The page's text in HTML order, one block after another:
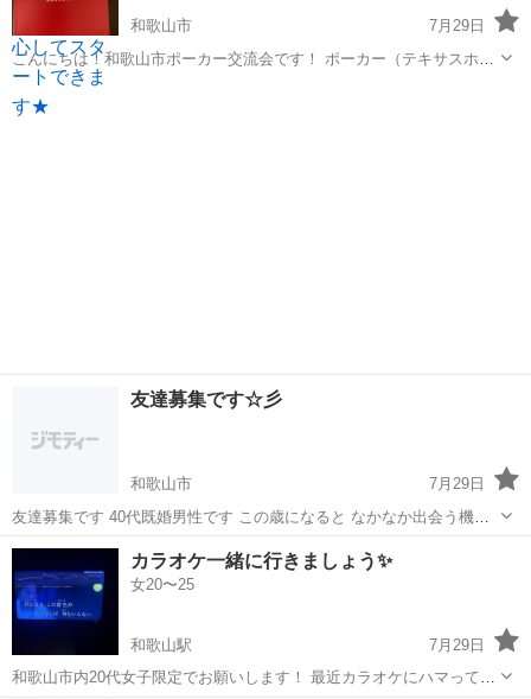
和歌山市
7月29日
こんにちは！和歌山市ポーカー交流会です！ ポーカー（テキサスホー
ルデム）仲間を増やしたく、 交流会を開催したいと思います。 少しで
も興味がある方はぜひご連絡ください！ ポーカーをやったことがない
和歌山 和歌山市
友達募集です☆彡
和歌山市
7月29日
友達募集です 40代既婚男性です この歳になると なかなか出会う機会
も 無いので、お友達できません ライン友やお食事に行ったり 出来る
お友達 出来たらと思ってます ご連絡お待ちしております...
和歌山 和歌山市
カラオケ一緒に行きましょう✨
女20〜25
和歌山駅
7月29日
和歌山市内20代女子限定でお願いします！ 最近カラオケにハマってま